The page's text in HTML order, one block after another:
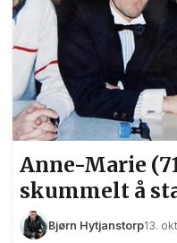
Anne-Marie
skummelt å
Bjørn Hytjanstorp13.